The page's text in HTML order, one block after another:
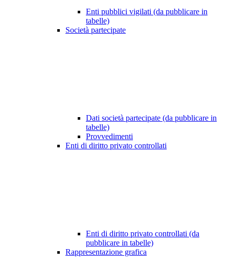
Enti pubblici vigilati (da pubblicare in
tabelle)
Società partecipate
Dati società partecipate (da pubblicare in
tabelle)
Provvedimenti
Enti di diritto privato controllati
Enti di diritto privato controllati (da
pubblicare in tabelle)
Rappresentazione grafica